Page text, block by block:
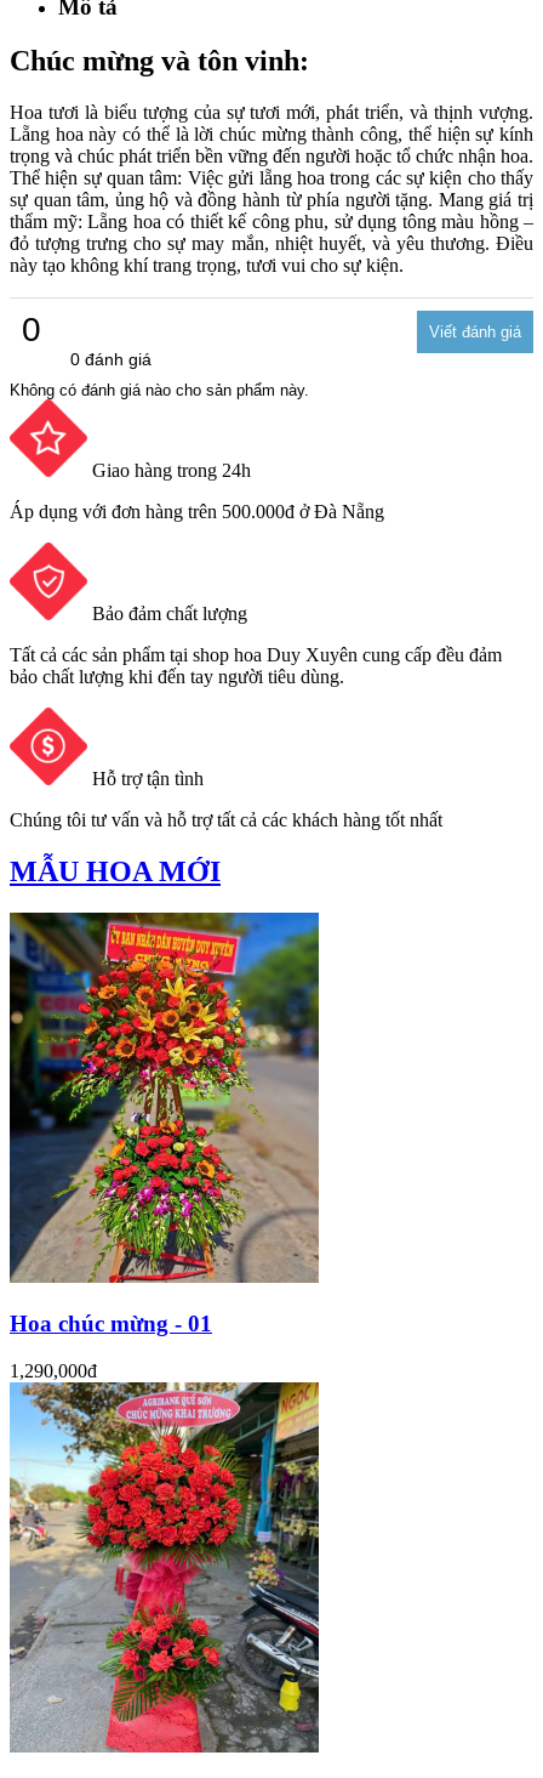
Mô tả
Chúc mừng và tôn vinh:
Hoa tươi là biểu tượng của sự tươi mới, phát triển, và thịnh vượng.
Lẵng hoa này có thể là lời chúc mừng thành công, thể hiện sự kính
trọng và chúc phát triển bền vững đến người hoặc tổ chức nhận hoa.
Thể hiện sự quan tâm: Việc gửi lẵng hoa trong các sự kiện cho thấy
sự quan tâm, ủng hộ và đồng hành từ phía người tặng. Mang giá trị
thẩm mỹ: Lẵng hoa có thiết kế công phu, sử dụng tông màu hồng –
đỏ tượng trưng cho sự may mắn, nhiệt huyết, và yêu thương. Điều
này tạo không khí trang trọng, tươi vui cho sự kiện.
0
0 đánh giá
Không có đánh giá nào cho sản phẩm này.
Giao hàng trong 24h
Áp dụng với đơn hàng trên 500.000đ ở Đà Nẵng
Bảo đảm chất lượng
Tất cả các sản phẩm tại shop hoa Duy Xuyên cung cấp đều đảm
bảo chất lượng khi đến tay người tiêu dùng.
Hỗ trợ tận tình
Chúng tôi tư vấn và hỗ trợ tất cả các khách hàng tốt nhất
MẪU HOA MỚI
Hoa chúc mừng - 01
1,290,000đ